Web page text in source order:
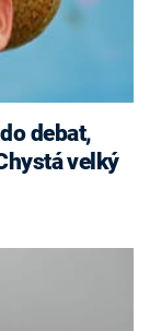
debat,
velký